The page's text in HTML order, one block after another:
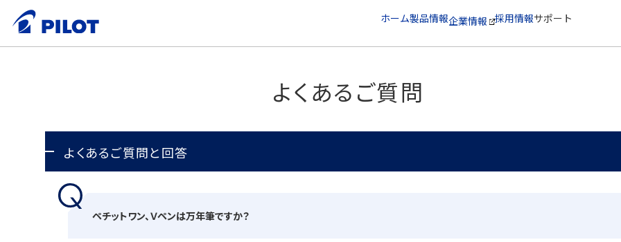
ホーム製品情報企業情報 採用情報サポート
よくあるご質問
よくあるご質問と回答
ペチットワン、Ｖペンは万年筆ですか？